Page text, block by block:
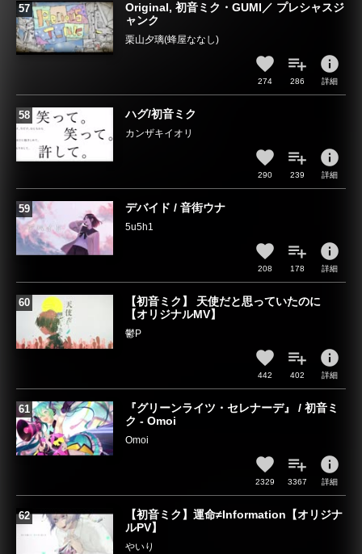
Original, 初音ミク・GUMI／ プレシャスジ
ャンク
栗山夕璃(蜂屋ななし)
274 286
info
詳細
ハグ/初音ミク
カンザキイオリ
290 239
info
詳細
デバイド / 音街ウナ
5u5h1
208 178
info
詳細
【初音ミク】 天使だと思っていたのに
【オリジナルMV】
鬱P
442 402
info
詳細
『グリーンライツ・セレナーデ』 / 初音ミ
ク - Omoi
Omoi
2329 3367
info
詳細
【初音ミク】運命≠Information【オリジナ
ルPV】
やいり